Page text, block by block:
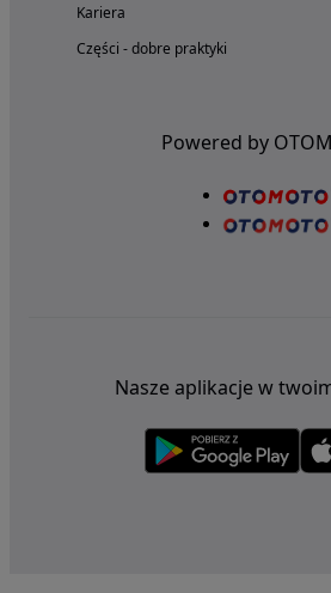
Kariera
Części - dobre praktyki
Powered by
Nasze aplikacje w